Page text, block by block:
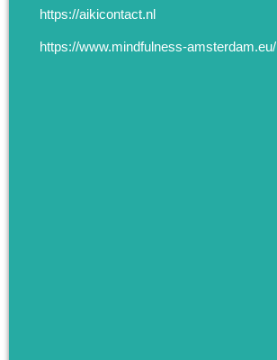
https://aikicontact.nl
https://www.mindfulness-amsterdam.eu/